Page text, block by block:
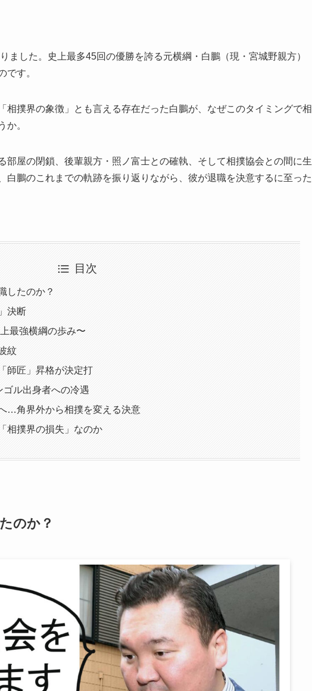
ました。史上最多45回の優勝を誇る元横綱・白鵬（現・宮城野親方）
です。
相撲界の象徴」とも言える存在だった白鵬が、なぜこのタイミングで相
か。
部屋の閉鎖、後輩親方・照ノ富士との確執、そして相撲協会との間に生
白鵬のこれまでの軌跡を振り返りながら、彼が退職を決意するに至った
目次
したのか？
決断
最強横綱の歩み〜
紋
師匠」昇格が決定打
ゴル出身者への冷遇
…角界外から相撲を変える決意
相撲界の損失」なのか
のか？